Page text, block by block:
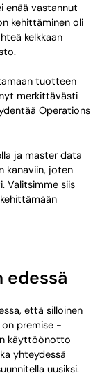
enää vastannut
kehittäminen oli
kelkkaan
tuotteen
merkittävästi
Operations
ja master data
kanaviin, joten
Valitsimme siis
edessä
että silloinen
on premise -
käyttöönotto
yhteydessä
uusiksi.